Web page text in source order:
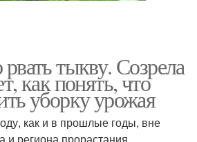
тыкву. Созрела
как понять, что
уборку урожая
как и в прошлые годы, вне